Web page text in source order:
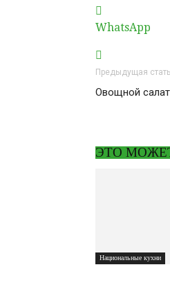
WhatsApp
Предыдущая
Овощной
ЭТО
Национальные кухни